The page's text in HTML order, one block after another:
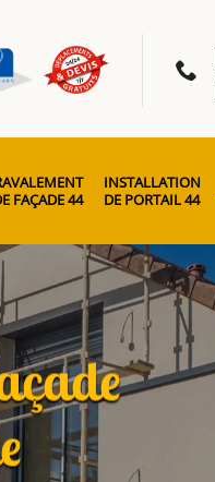
FAÇADE 44
INSTALLATION
DE PORTAIL 44